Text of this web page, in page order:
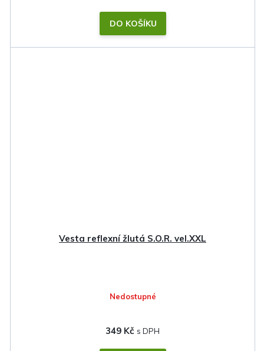
DO KOŠÍKU
Vesta reflexní žlutá S.O.R. vel.XXL
Nedostupné
349 Kč